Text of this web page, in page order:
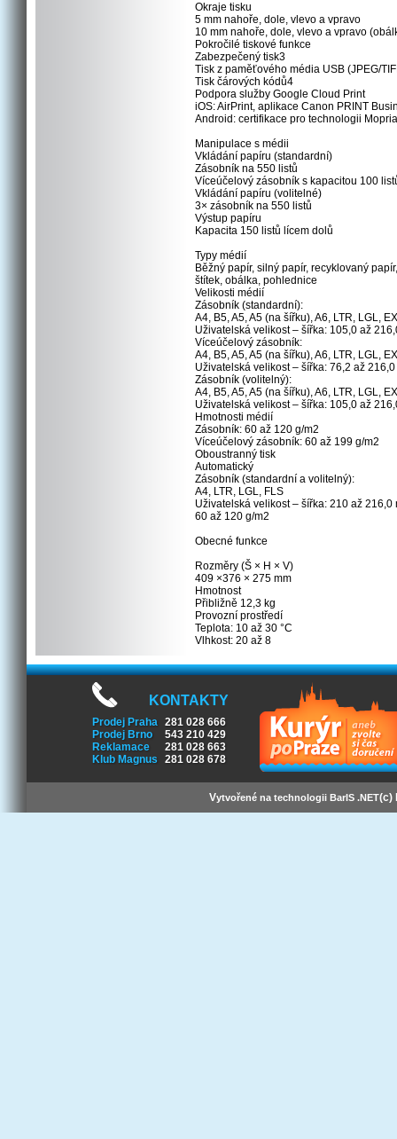
Okraje tisku
5 mm nahoře, dole, vlevo a vpravo
10 mm nahoře, dole, vlevo a vpravo
Pokročilé tiskové funkce
Zabezpečený tisk3
Tisk z paměťového média USB (JPEG/
Tisk čárových kódů4
Podpora služby Google Cloud Print
iOS: AirPrint, aplikace Canon PRINT
Android: certifikace pro technologii
Manipulace s médii
Vkládání papíru (standardní)
Zásobník na 550 listů
Víceúčelový zásobník s kapacitou 100
Vkládání papíru (volitelné)
3× zásobník na 550 listů
Výstup papíru
Kapacita 150 listů lícem dolů
Typy médií
Běžný papír, silný papír, recyklovaný
štítek, obálka, pohlednice
Velikosti médií
Zásobník (standardní):
A4, B5, A5, A5 (na šířku), A6, LTR, LGL,
Uživatelská velikost – šířka: 105,0 až
Víceúčelový zásobník:
A4, B5, A5, A5 (na šířku), A6, LTR, LGL,
Uživatelská velikost – šířka: 76,2 až
Zásobník (volitelný):
A4, B5, A5, A5 (na šířku), A6, LTR, LGL,
Uživatelská velikost – šířka: 105,0 až
Hmotnosti médií
Zásobník: 60 až 120 g/m2
Víceúčelový zásobník: 60 až 199 g/m2
Oboustranný tisk
Automatický
Zásobník (standardní a volitelný):
A4, LTR, LGL, FLS
Uživatelská velikost – šířka: 210 až
60 až 120 g/m2
Obecné funkce
Rozměry (Š × H × V)
409 ×376 × 275 mm
Hmotnost
Přibližně 12,3 kg
Provozní prostředí
Teplota: 10 až 30 °C
Vlhkost: 20 až 8
KONTAKTY
Prodej Praha 281 028 666
Prodej Brno
543 210 429
Reklamace
281 028 663
Klub Magnus
281 028 678
Vytvořené na technologii BarIS .NET(c)